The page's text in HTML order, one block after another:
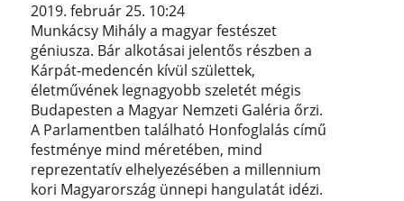
2019. február 25. 10:24
Munkácsy Mihály a magyar festészet
géniusza. Bár alkotásai jelentős részben a
Kárpát-medencén kívül születtek,
életművének legnagyobb szeletét mégis
Budapesten a Magyar Nemzeti Galéria őrzi.
A Parlamentben található Honfoglalás című
festménye mind méretében, mind
reprezentatív elhelyezésében a millennium
kori Magyarország ünnepi hangulatát idézi.